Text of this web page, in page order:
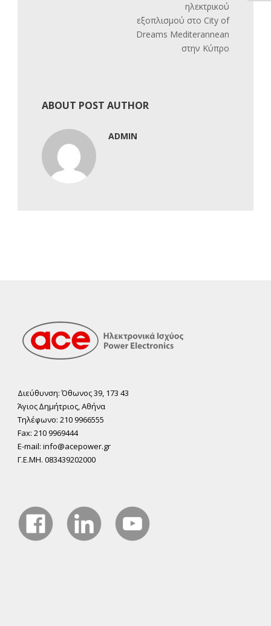
ηλεκτρικού
εξοπλισμού στο City of
Dreams Mediterannean
στην Κύπρο
ABOUT POST AUTHOR
ADMIN
Διεύθυνση: Όθωνος 39, 173 43
Άγιος ∆ηµήτριος, Αθήνα
Τηλέφωνο: 210 9966555
Fax: 210 9969444
E-mail: info@acepower.gr
Γ.Ε.ΜΗ. 083439202000